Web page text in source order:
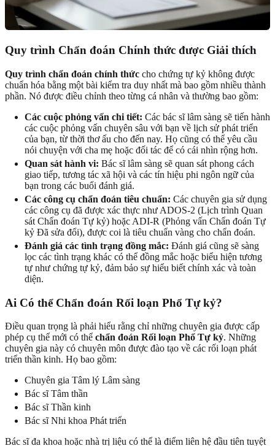
Quy trình Chẩn đoán Chính thức được Giải thích
Quy trình chẩn đoán chính thức cho chứng tự kỷ không được
chuẩn hóa bằng một bài kiểm tra duy nhất mà bao gồm nhiều thành
phần. Nó được điều chỉnh theo từng cá nhân và thường bao gồm:
Các cuộc phỏng vấn chi tiết: Các bác sĩ lâm sàng sẽ tiến hành
các cuộc phỏng vấn chuyên sâu với bạn về lịch sử phát triển
của bạn, từ thời thơ ấu cho đến nay. Họ cũng có thể yêu cầu
nói chuyện với cha mẹ hoặc đối tác để có cái nhìn rộng hơn.
Quan sát hành vi: Bác sĩ lâm sàng sẽ quan sát phong cách
giao tiếp, tương tác xã hội và các tín hiệu phi ngôn ngữ của
bạn trong các buổi đánh giá.
Các công cụ chẩn đoán tiêu chuẩn: Các chuyên gia sử dụng
các công cụ đã được xác thực như ADOS-2 (Lịch trình Quan
sát Chẩn đoán Tự kỷ) hoặc ADI-R (Phỏng vấn Chẩn đoán Tự
kỷ Đã sửa đổi), được coi là tiêu chuẩn vàng cho chẩn đoán.
Đánh giá các tình trạng đồng mắc: Đánh giá cũng sẽ sàng
lọc các tình trạng khác có thể đồng mắc hoặc biểu hiện tương
tự như chứng tự kỷ, đảm bảo sự hiểu biết chính xác và toàn
diện.
Ai Có thể Chẩn đoán Rối loạn Phổ Tự kỷ?
Điều quan trọng là phải hiểu rằng chỉ những chuyên gia được cấp
phép cụ thể mới có thể chẩn đoán Rối loạn Phổ Tự kỷ. Những
chuyên gia này có chuyên môn được đào tạo về các rối loạn phát
triển thần kinh. Họ bao gồm:
Chuyên gia Tâm lý Lâm sàng
Bác sĩ Tâm thần
Bác sĩ Thần kinh
Bác sĩ Nhi khoa Phát triển
Bác sĩ đa khoa hoặc nhà trị liệu có thể là điểm liên hệ đầu tiên tuyệt